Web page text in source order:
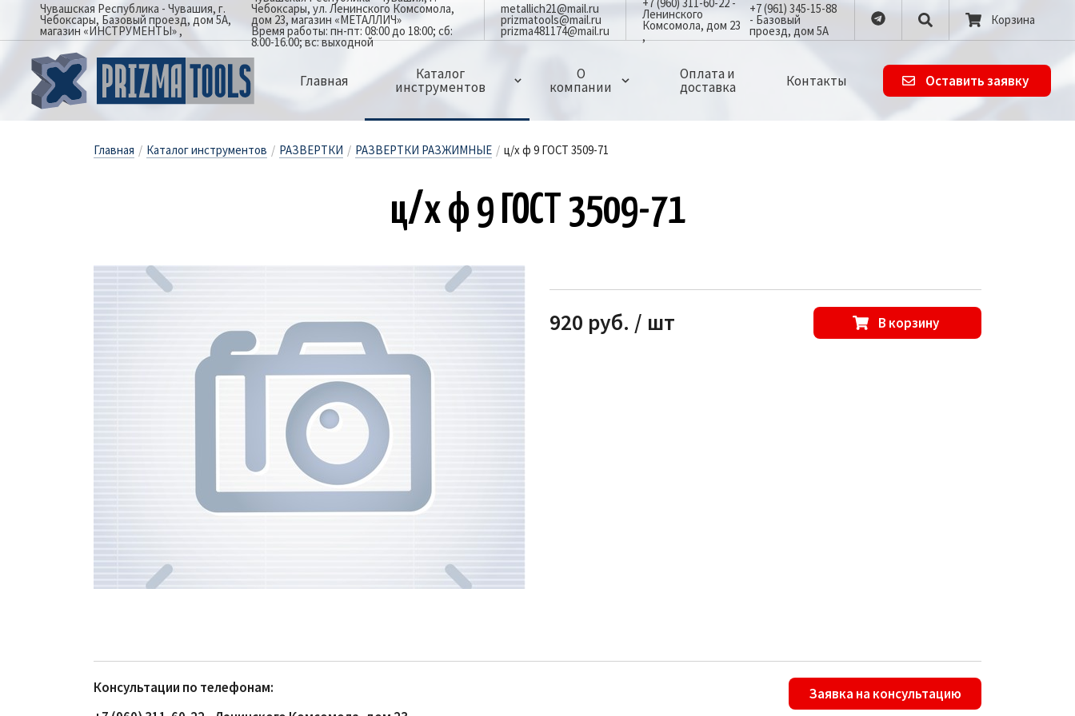
Чувашская Республика - Чувашия, г.
Чебоксары, Базовый проезд, дом 5А,
магазин «ИНСТРУМЕНТЫ»
Чебоксары, ул. Ленинского Комсомола,
дом 23, магазин «МЕТАЛЛИЧ»
Время работы: пн-пт: 08:00 до 18:00; сб:
8.00-16.00; вс: выходной
metallich21@mail.ru
prizmatools@mail.ru
prizma481174@mail.ru
Ленинского
Комсомола, дом 23
+7 (961) 345-15-88
- Базовый
проезд, дом 5А
Корзина
Главная Каталог
инструментов
О
компании
Оплата и
доставка Контакты Оставить заявку
Главная / Каталог инструментов / РАЗВЕРТКИ / РАЗВЕРТКИ РАЗЖИМНЫЕ / ц/х ф 9 ГОСТ 3509-71
ц/х ф 9 ГОСТ 3509-71
920 руб. / шт В корзину
Консультации по телефонам:
Заявка на консультацию